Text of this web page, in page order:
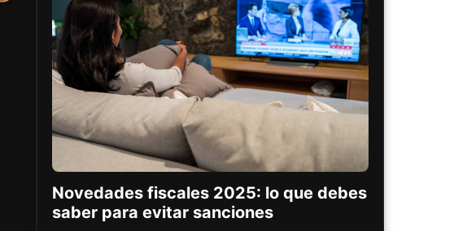
Novedades fiscales 2025: lo que debes
saber para evitar sanciones